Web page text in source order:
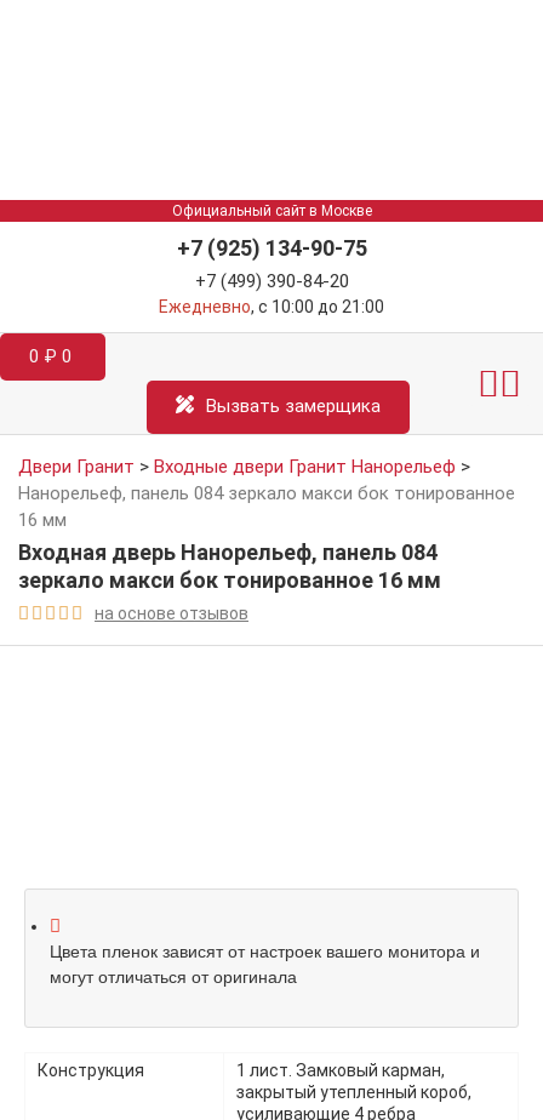
Официальный сайт в Москве
+7 (925) 134-90-75
+7 (499) 390-84-20
Ежедневно, с 10:00 до 21:00
0 ₽ 0
Вызвать замерщика
Двери Гранит > Входные двери Гранит Нанорельеф >
Нанорельеф, панель 084 зеркало макси бок тонированное
16 мм
Входная дверь Нанорельеф, панель 084
зеркало макси бок тонированное 16 мм
     на основе отзывов
Цвета пленок зависят от настроек вашего монитора и
могут отличаться от оригинала
Конструкция
1 лист. Замковый карман,
закрытый утепленный короб,
усиливающие 4 ребра